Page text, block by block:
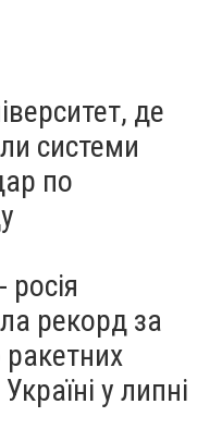
де
системи
по
росія
рекорд за
ракетних
у липні